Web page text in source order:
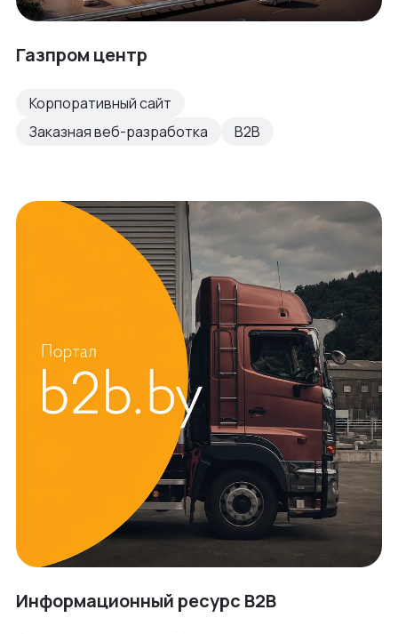
Газпром центр
Корпоративный сайт
Заказная веб-разработка
B2B
Информационный ресурс B2B